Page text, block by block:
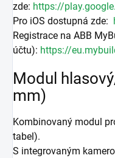
zde: https://
Pro iOS dostupná zde:
Registrace na ABB
účtu): https://
Modul
mm)
Kombinovaný modul
tabel).
S integrovaným